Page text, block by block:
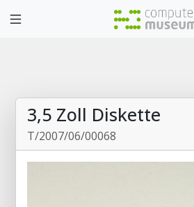
3,5 Zoll Diskette
T/2007/06/00068